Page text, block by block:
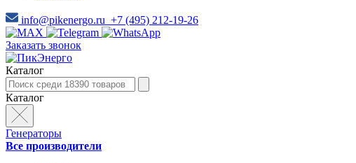
info@pikenergo.ru +7 (495) 212-19-26
Заказать звонок
Каталог
Каталог
Генераторы
Все производители